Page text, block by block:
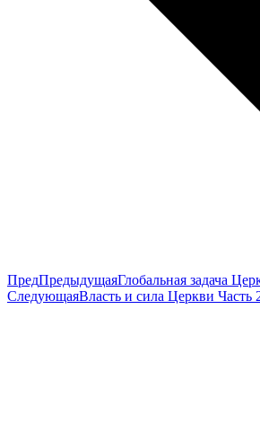
ПредПредыдущаяГлобальная задача
СледующаяВласть и сила Церкви Часть